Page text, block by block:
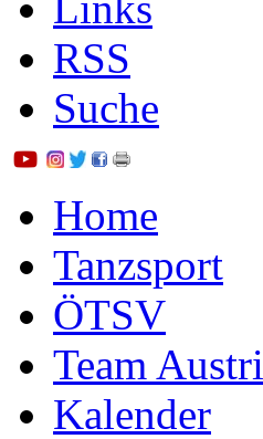
RSS
Suche
Home
Tanzsport
ÖTSV
Team
Kalender